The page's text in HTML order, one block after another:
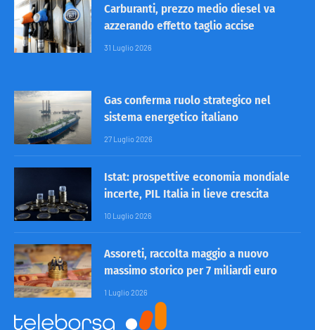
Carburanti, prezzo medio diesel va
azzerando effetto taglio accise
31 Luglio 2026
Gas conferma ruolo strategico nel
sistema energetico italiano
27 Luglio 2026
Istat: prospettive economia mondiale
incerte, PIL Italia in lieve crescita
10 Luglio 2026
Assoreti, raccolta maggio a nuovo
massimo storico per 7 miliardi euro
1 Luglio 2026